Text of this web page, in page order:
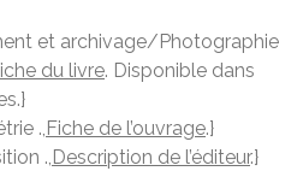
et archivage/Photographie
du livre. Disponible dans
., Fiche de l’ouvrage.}
., Description de l’éditeur.}